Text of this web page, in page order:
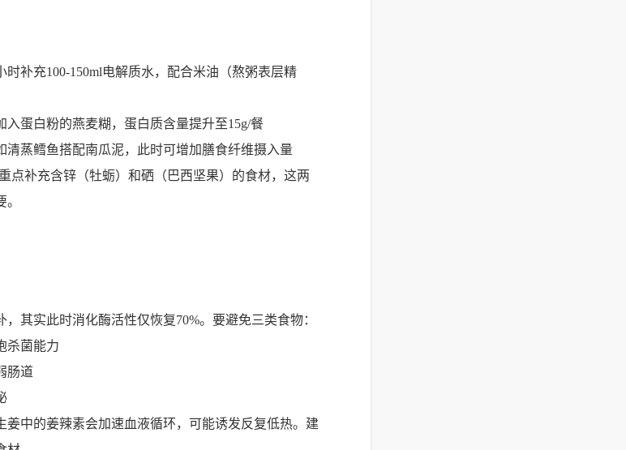
补充100-150ml电解质水，配合米油（熬粥表层精
蛋白粉的燕麦糊，蛋白质含量提升至15g/餐
清蒸鳕鱼搭配南瓜泥，此时可增加膳食纤维摄入量
点补充含锌（牡蛎）和硒（巴西坚果）的食材，这两
其实此时消化酶活性仅恢复70%。要避免三类食物：
杀菌能力
肠道
中的姜辣素会加速血液循环，可能诱发反复低热。建